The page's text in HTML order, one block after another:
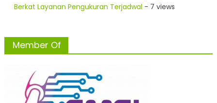
Berkat Layanan Pengukuran Terjadwal - 7 views
Member Of